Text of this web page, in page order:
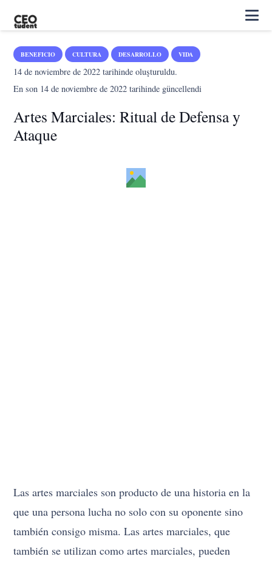
BENEFICIO CULTURA DESARROLLO VIDA
14 de noviembre de 2022 tarihinde oluşturuldu.
En son 14 de noviembre de 2022 tarihinde güncellendi
Artes Marciales: Ritual de Defensa y
Ataque
Las artes marciales son producto de una historia en la
que una persona lucha no solo con su oponente sino
también consigo misma. Las artes marciales, que
también se utilizan como artes marciales, pueden